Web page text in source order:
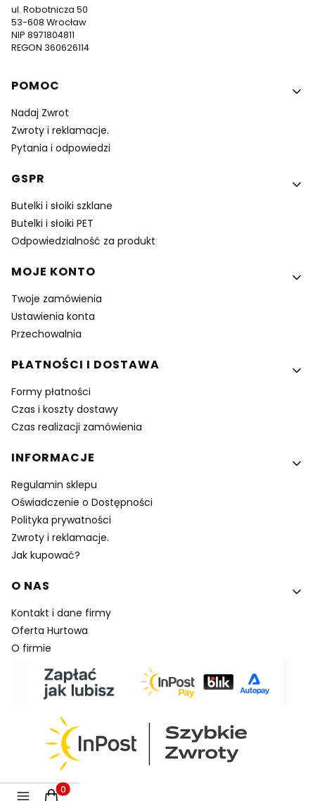
ul. Robotnicza 50
53-608 Wrocław
NIP 8971804811
REGON 360626114
Linki w stopce
POMOC
Nadaj Zwrot
Zwroty i reklamacje.
Pytania i odpowiedzi
GSPR
Butelki i słoiki szklane
Butelki i słoiki PET
Odpowiedzialność za produkt
MOJE KONTO
Twoje zamówienia
Ustawienia konta
Przechowalnia
PŁATNOŚCI I DOSTAWA
Formy płatności
Czas i koszty dostawy
Czas realizacji zamówienia
INFORMACJE
Regulamin sklepu
Oświadczenie o Dostępności
Polityka prywatności
Zwroty i reklamacje.
Jak kupować?
O NAS
Kontakt i dane firmy
Oferta Hurtowa
O firmie
Produkty w koszyku: 0. Zobacz szczegóły